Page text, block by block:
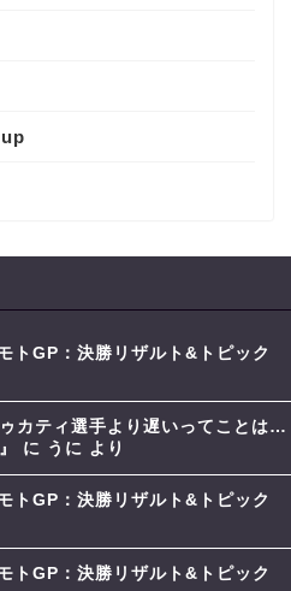
トGP：決勝リザルト&トピック
カティ選手より遅いってことは…
に うに より
トGP：決勝リザルト&トピック
トGP：決勝リザルト&トピック